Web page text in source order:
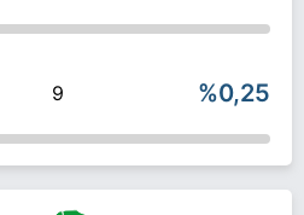
9 %0,25